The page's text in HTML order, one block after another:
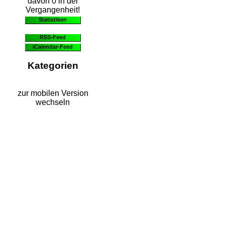
Vergangenheit!
Statistiken
RSS-Feed
iCalendar-Feed
Kategorien
zur mobilen Version
wechseln